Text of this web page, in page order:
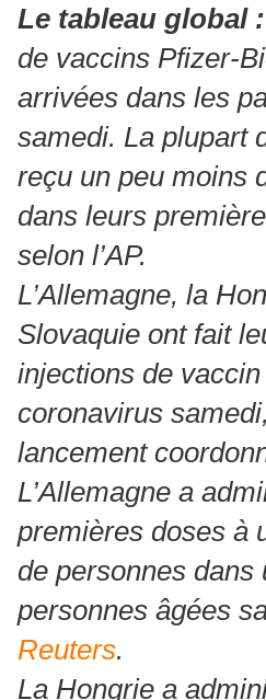
Le tableau global :
de vaccins Pfizer-
arrivées dans les
samedi. La plupart
reçu un peu moins
dans leurs
selon l’AP.
L’Allemagne, la
Slovaquie ont fait
injections de
coronavirus
lancement
L’Allemagne a
premières doses à
de personnes dans
personnes âgées
Reuters.
La Hongrie a